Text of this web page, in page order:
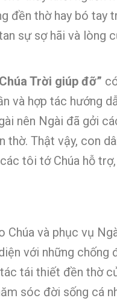
đền thờ hay bó tay
sự sợ hãi và
Trời giúp đỡ”
và hợp tác hướng
nên Ngài đã gởi
Thật vậy, con
tôi tớ Chúa hỗ
Chúa và phục vụ
với những
tái thiết đền thờ
sóc đời sống cá